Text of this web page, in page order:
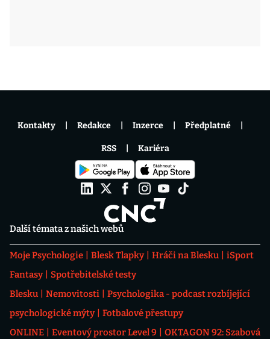
Další témata z našich webů
Moje Psychologie Blesk Tlapky Hráči na Blesku
iSport
Fantasy
Spotřebitelské testy
Blesku
Nemovitosti
Psychologika - podcast rozbíjející
psychologické mýty
Fotbalové přestupy
ONLINE
Eventový prostor Level 9
OKTAGON 92: Szabová
Kontakty Redakce Inzerce Předplatné
RSS Kariéra